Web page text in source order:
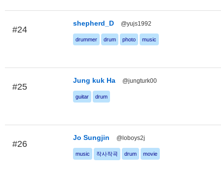
#24
shepherd_D @yujs1992
drummer drum photo music
#25
Jung kuk Ha @jungturk00
guitar drum
#26
Jo Sungjin @loboys2j
music 작사작곡 drum movie